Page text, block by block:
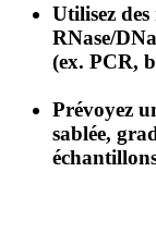
Utilisez
RNase/
(ex. PCR,
Prévoyez
sablée,